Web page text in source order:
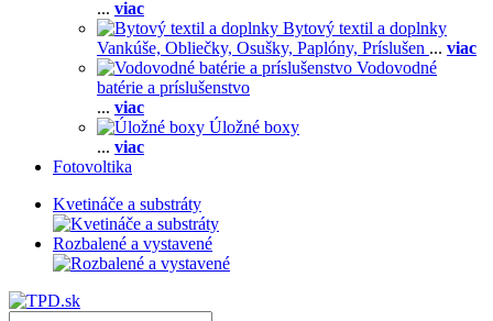
... viac
Bytový textil a doplnky
Vankúše, Obliečky, Osušky, Paplóny, Príslušen ... viac
Vodovodné
batérie a príslušenstvo
... viac
Úložné boxy
... viac
Fotovoltika
Kvetináče a substráty
Rozbalené a vystavené